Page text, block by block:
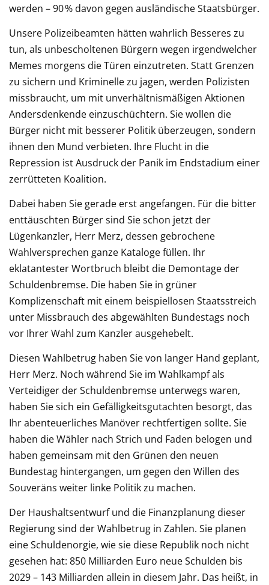
werden – 90 % davon gegen ausländische Staatsbürger.
Unsere Polizeibeamten hätten wahrlich Besseres zu
tun, als unbescholtenen Bürgern wegen irgendwelcher
Memes morgens die Türen einzutreten. Statt Grenzen
zu sichern und Kriminelle zu jagen, werden Polizisten
missbraucht, um mit unverhältnismäßigen Aktionen
Andersdenkende einzuschüchtern. Sie wollen die
Bürger nicht mit besserer Politik überzeugen, sondern
ihnen den Mund verbieten. Ihre Flucht in die
Repression ist Ausdruck der Panik im Endstadium einer
zerrütteten Koalition.
Dabei haben Sie gerade erst angefangen. Für die bitter
enttäuschten Bürger sind Sie schon jetzt der
Lügenkanzler, Herr Merz, dessen gebrochene
Wahlversprechen ganze Kataloge füllen. Ihr
eklatantester Wortbruch bleibt die Demontage der
Schuldenbremse. Die haben Sie in grüner
Komplizenschaft mit einem beispiellosen Staatsstreich
unter Missbrauch des abgewählten Bundestags noch
vor Ihrer Wahl zum Kanzler ausgehebelt.
Diesen Wahlbetrug haben Sie von langer Hand geplant,
Herr Merz. Noch während Sie im Wahlkampf als
Verteidiger der Schuldenbremse unterwegs waren,
haben Sie sich ein Gefälligkeitsgutachten besorgt, das
Ihr abenteuerliches Manöver rechtfertigen sollte. Sie
haben die Wähler nach Strich und Faden belogen und
haben gemeinsam mit den Grünen den neuen
Bundestag hintergangen, um gegen den Willen des
Souveräns weiter linke Politik zu machen.
Der Haushaltsentwurf und die Finanzplanung dieser
Regierung sind der Wahlbetrug in Zahlen. Sie planen
eine Schuldenorgie, wie sie diese Republik noch nicht
gesehen hat: 850 Milliarden Euro neue Schulden bis
2029 – 143 Milliarden allein in diesem Jahr. Das heißt, in